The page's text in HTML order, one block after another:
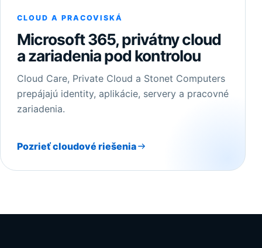
CLOUD A PRACOVISKÁ
Microsoft 365, privátny cloud
a zariadenia pod kontrolou
Cloud Care, Private Cloud a Stonet Computers
prepájajú identity, aplikácie, servery a pracovné
zariadenia.
Pozrieť cloudové riešenia